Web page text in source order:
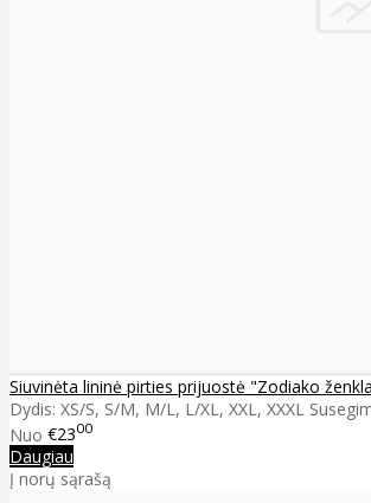
Siuvinėta lininė pirties prijuostė "Zodiako
Dydis: XS/S, S/M, M/L, L/XL, XXL, XXXL
Nuo €2300
Daugiau
Į norų sąrašą